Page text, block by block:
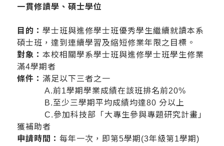
一貫修讀學、碩士學位
目的： 學士班與進修學士班優秀學生繼續就讀本系
碩士班，達到連續學習及縮短修業年限之目標。
對象： 本校相關學系學士班與進修學士班學生修業
滿4學期者
條件： 滿足以下三者之一
A.前1學期學業成績在該班排名前20%
B.至少三學期平均成績均達80 分以上
C.參加科技部「大專生參與專題研究計畫」
獲補助者
申請時間： 每年一次，即第5學期(3年級第1學期)